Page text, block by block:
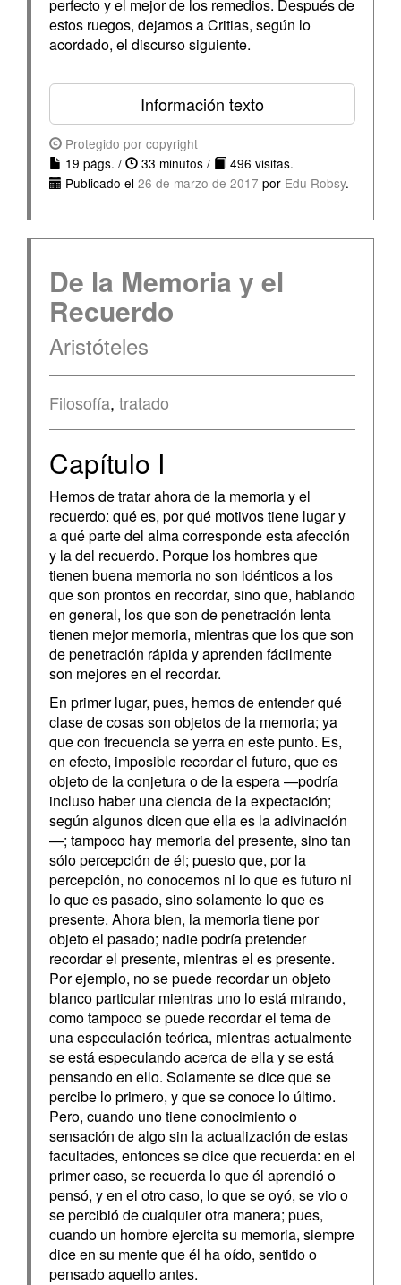
perfecto y el mejor de los remedios. Después de
estos ruegos, dejamos a Critias, según lo
acordado, el discurso siguiente.
Información texto
Protegido por copyright
19 págs. /
33 minutos /
496 visitas.
Publicado el 26 de marzo de 2017 por Edu Robsy.
De la Memoria y el
Recuerdo
Aristóteles
Filosofía, tratado
Capítulo I
Hemos de tratar ahora de la memoria y el
recuerdo: qué es, por qué motivos tiene lugar y
a qué parte del alma corresponde esta afección
y la del recuerdo. Porque los hombres que
tienen buena memoria no son idénticos a los
que son prontos en recordar, sino que, hablando
en general, los que son de penetración lenta
tienen mejor memoria, mientras que los que son
de penetración rápida y aprenden fácilmente
son mejores en el recordar.
En primer lugar, pues, hemos de entender qué
clase de cosas son objetos de la memoria; ya
que con frecuencia se yerra en este punto. Es,
en efecto, imposible recordar el futuro, que es
objeto de la conjetura o de la espera —podría
incluso haber una ciencia de la expectación;
según algunos dicen que ella es la adivinación
—; tampoco hay memoria del presente, sino tan
sólo percepción de él; puesto que, por la
percepción, no conocemos ni lo que es futuro ni
lo que es pasado, sino solamente lo que es
presente. Ahora bien, la memoria tiene por
objeto el pasado; nadie podría pretender
recordar el presente, mientras el es presente.
Por ejemplo, no se puede recordar un objeto
blanco particular mientras uno lo está mirando,
como tampoco se puede recordar el tema de
una especulación teórica, mientras actualmente
se está especulando acerca de ella y se está
pensando en ello. Solamente se dice que se
percibe lo primero, y que se conoce lo último.
Pero, cuando uno tiene conocimiento o
sensación de algo sin la actualización de estas
facultades, entonces se dice que recuerda: en el
primer caso, se recuerda lo que él aprendió o
pensó, y en el otro caso, lo que se oyó, se vio o
se percibió de cualquier otra manera; pues,
cuando un hombre ejercita su memoria, siempre
dice en su mente que él ha oído, sentido o
pensado aquello antes.